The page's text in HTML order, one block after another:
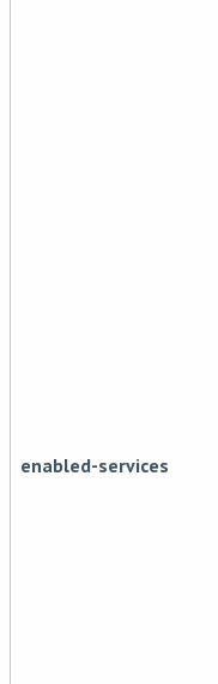
enabled-services